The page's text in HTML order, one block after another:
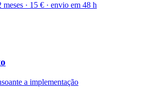
· 15 € · envio em 48 h
a implementação